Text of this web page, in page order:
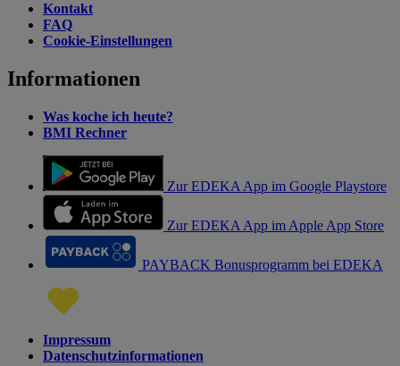
Kontakt
FAQ
Cookie-Einstellungen
Informationen
Was koche ich heute?
BMI Rechner
Zur EDEKA App im Google Playstore
Zur EDEKA App im Apple App Store
PAYBACK Bonusprogramm bei EDEKA
Impressum
Datenschutzinformationen